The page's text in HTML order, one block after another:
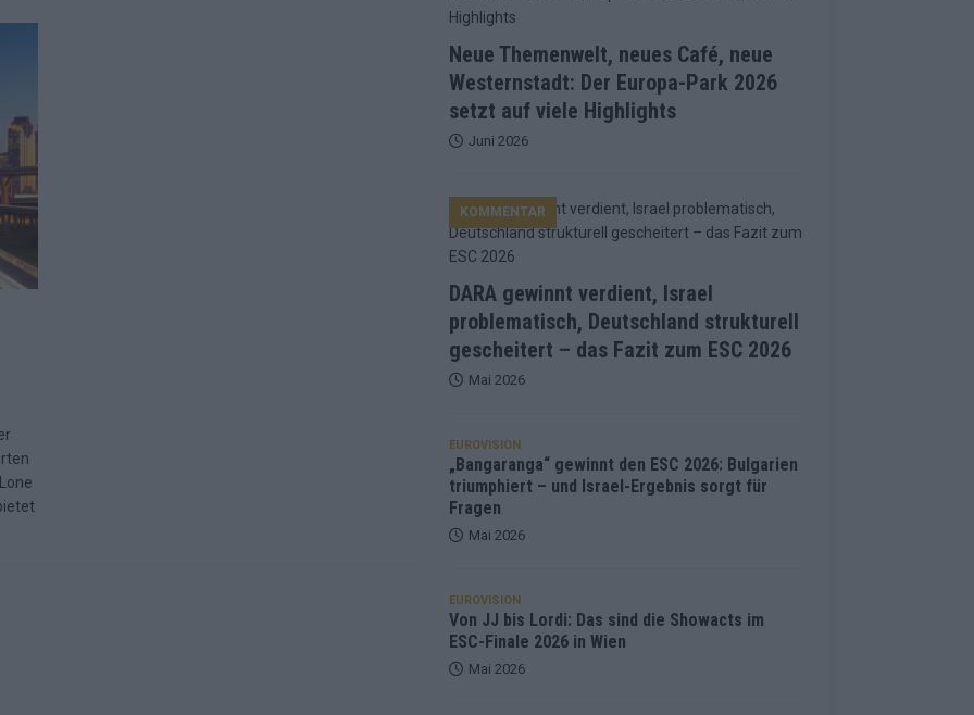
Jurys – die Geschichte der ESC-Wertung als Spiegel des
vier Big-Four-Länder, ein Gastgeber – alle Acts im
Walzer zu kurz, Moderation zu provinziell – das Fazit zum
2: Dänemark vorne, Aserbaidschan chancenlos – Zypern
Café, neue Westernstadt: Der Europa-Park 2026 setzt auf viele
problematisch, Deutschland strukturell gescheitert – das
Neue Themenwelt, neues Café, neue
Westernstadt: Der Europa-Park 2026
setzt auf viele Highlights
Juni 2026
DARA gewinnt verdient, Israel
problematisch, Deutschland strukturell
gescheitert – das Fazit zum ESC 2026
KOMMENTAR
Mai 2026
EUROVISION
„Bangaranga“ gewinnt den ESC 2026: Bulgarien
triumphiert – und Israel-Ergebnis sorgt für
Fragen
Mai 2026
EUROVISION
Von JJ bis Lordi: Das sind die Showacts im
ESC-Finale 2026 in Wien
Mai 2026